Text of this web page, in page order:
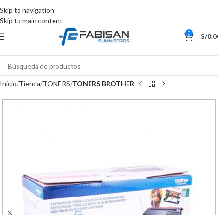
Skip to navigation
Skip to main content
0 S/
Inicio Tienda TONERS TONERS BROTHER